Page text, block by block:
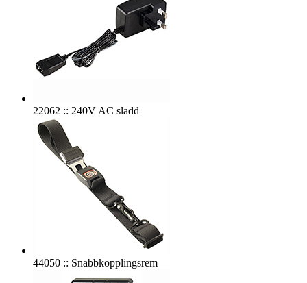
22062 :: 240V AC sladd
44050 :: Snabbkopplingsrem